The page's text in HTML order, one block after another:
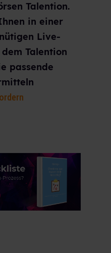
Talention.
in einer
Live-
Talention
passende